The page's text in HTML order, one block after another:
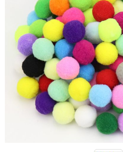
Футболки-раскраски на